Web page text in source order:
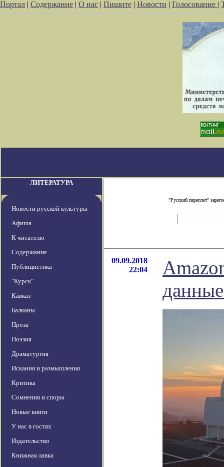
Портал | Содержание | О нас | Пишите | Новости | Голосование |
ЛИТЕРАТУРА
Новости русской культуры
Афиша
К читателю
Содержание
Публицистика
"Курск"
Кавказ
Балканы
Проза
Поэзия
Драматургия
Искания и размышления
Критика
Сомнения и споры
Новые книги
У нас в гостях
Издательство
Книжная лавка
"Русский переплет"
09.09.2018
22:04